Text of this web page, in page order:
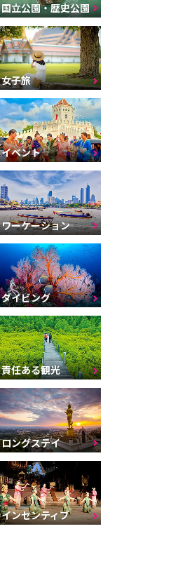
国立公園・歴史公園
女子旅
イベント
ワーケーション
ダイビング
責任ある観光
ロングステイ
インセンティブ